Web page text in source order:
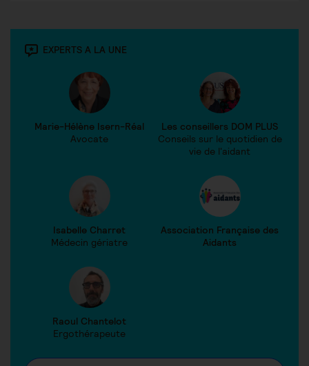
EXPERTS A LA UNE
Marie-Hélène Isern-Réal
Avocate
Les conseillers DOM PLUS
Conseils sur le quotidien de
vie de l'aidant
Isabelle Charret
Médecin gériatre
Association Française des
Aidants
Raoul Chantelot
Ergothérapeute